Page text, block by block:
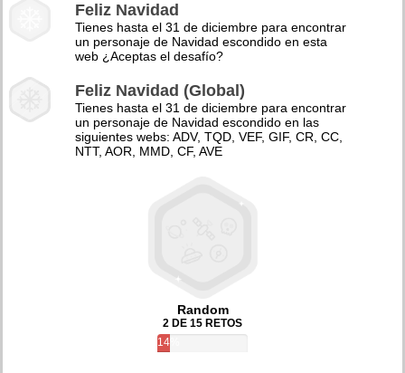
Feliz Navidad
Tienes hasta el 31 de diciembre para encontrar
un personaje de Navidad escondido en esta
web ¿Aceptas el desafío?
Feliz Navidad (Global)
Tienes hasta el 31 de diciembre para encontrar
un personaje de Navidad escondido en las
siguientes webs: ADV, TQD, VEF, GIF, CR, CC,
NTT, AOR, MMD, CF, AVE
Random
2 DE 15 RETOS
14%